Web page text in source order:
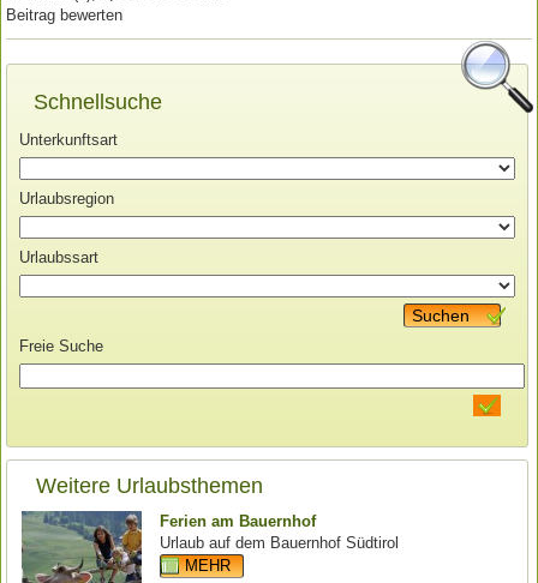
Beitrag bewerten
Schnellsuche
Unterkunftsart
Urlaubsregion
Urlaubssart
Suchen
Freie Suche
Weitere Urlaubsthemen
Ferien am Bauernhof
Urlaub auf dem Bauernhof Südtirol
MEHR